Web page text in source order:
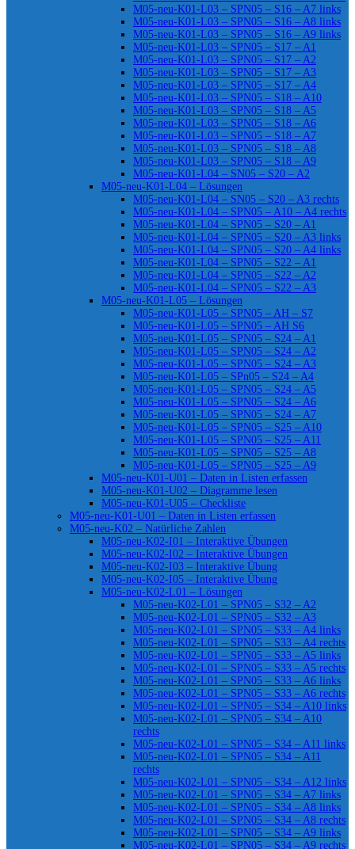
M05-neu-K01-L03 – SPN05 – S16 – A7 links
M05-neu-K01-L03 – SPN05 – S16 – A8 links
M05-neu-K01-L03 – SPN05 – S16 – A9 links
M05-neu-K01-L03 – SPN05 – S17 – A1
M05-neu-K01-L03 – SPN05 – S17 – A2
M05-neu-K01-L03 – SPN05 – S17 – A3
M05-neu-K01-L03 – SPN05 – S17 – A4
M05-neu-K01-L03 – SPN05 – S18 – A10
M05-neu-K01-L03 – SPN05 – S18 – A5
M05-neu-K01-L03 – SPN05 – S18 – A6
M05-neu-K01-L03 – SPN05 – S18 – A7
M05-neu-K01-L03 – SPN05 – S18 – A8
M05-neu-K01-L03 – SPN05 – S18 – A9
M05-neu-K01-L04 – SN05 – S20 – A2
M05-neu-K01-L04 – Lösungen
M05-neu-K01-L04 – SN05 – S20 – A3 rechts
M05-neu-K01-L04 – SPN05 – A10 – A4 rechts
M05-neu-K01-L04 – SPN05 – S20 – A1
M05-neu-K01-L04 – SPN05 – S20 – A3 links
M05-neu-K01-L04 – SPN05 – S20 – A4 links
M05-neu-K01-L04 – SPN05 – S22 – A1
M05-neu-K01-L04 – SPN05 – S22 – A2
M05-neu-K01-L04 – SPN05 – S22 – A3
M05-neu-K01-L05 – Lösungen
M05-neu-K01-L05 – SPN05 – AH – S7
M05-neu-K01-L05 – SPN05 – AH S6
M05-neu-K01-L05 – SPN05 – S24 – A1
M05-neu-K01-L05 – SPN05 – S24 – A2
M05-neu-K01-L05 – SPN05 – S24 – A3
M05-neu-K01-L05 – SPn05 – S24 – A4
M05-neu-K01-L05 – SPN05 – S24 – A5
M05-neu-K01-L05 – SPN05 – S24 – A6
M05-neu-K01-L05 – SPN05 – S24 – A7
M05-neu-K01-L05 – SPN05 – S25 – A10
M05-neu-K01-L05 – SPN05 – S25 – A11
M05-neu-K01-L05 – SPN05 – S25 – A8
M05-neu-K01-L05 – SPN05 – S25 – A9
M05-neu-K01-U01 – Daten in Listen erfassen
M05-neu-K01-U02 – Diagramme lesen
M05-neu-K01-U05 – Checkliste
M05-neu-K01-U01 – Daten in Listen erfassen
M05-neu-K02 – Natürliche Zahlen
M05-neu-K02-I01 – Interaktive Übungen
M05-neu-K02-I02 – Interaktive Übungen
M05-neu-K02-I03 – Interaktive Übung
M05-neu-K02-I05 – Interaktive Übung
M05-neu-K02-L01 – Lösungen
M05-neu-K02-L01 – SPN05 – S32 – A2
M05-neu-K02-L01 – SPN05 – S32 – A3
M05-neu-K02-L01 – SPN05 – S33 – A4 links
M05-neu-K02-L01 – SPN05 – S33 – A4 rechts
M05-neu-K02-L01 – SPN05 – S33 – A5 links
M05-neu-K02-L01 – SPN05 – S33 – A5 rechts
M05-neu-K02-L01 – SPN05 – S33 – A6 links
M05-neu-K02-L01 – SPN05 – S33 – A6 rechts
M05-neu-K02-L01 – SPN05 – S34 – A10 links
M05-neu-K02-L01 – SPN05 – S34 – A10
rechts
M05-neu-K02-L01 – SPN05 – S34 – A11 links
M05-neu-K02-L01 – SPN05 – S34 – A11
rechts
M05-neu-K02-L01 – SPN05 – S34 – A12 links
M05-neu-K02-L01 – SPN05 – S34 – A7 links
M05-neu-K02-L01 – SPN05 – S34 – A8 links
M05-neu-K02-L01 – SPN05 – S34 – A8 rechts
M05-neu-K02-L01 – SPN05 – S34 – A9 links
M05-neu-K02-L01 – SPN05 – S34 – A9 rechts